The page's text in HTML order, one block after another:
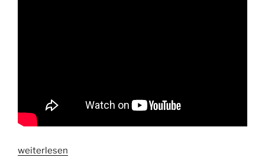
„Yahweh“
weiterlesen